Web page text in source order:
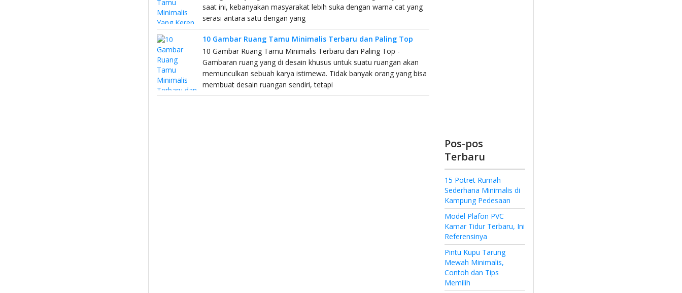
saat ini, kebanyakan masyarakat lebih suka dengan warna cat yang
serasi antara satu dengan yang
10 Gambar Ruang Tamu Minimalis Terbaru dan Paling Top
10 Gambar Ruang Tamu Minimalis Terbaru dan Paling Top -
Gambaran ruang yang di desain khusus untuk suatu ruangan akan
memunculkan sebuah karya istimewa. Tidak banyak orang yang bisa
membuat desain ruangan sendiri, tetapi
Pos-pos
Terbaru
15 Potret Rumah
Sederhana Minimalis di
Kampung Pedesaan
Model Plafon PVC
Kamar Tidur Terbaru, Ini
Referensinya
Pintu Kupu Tarung
Mewah Minimalis,
Contoh dan Tips
Memilih